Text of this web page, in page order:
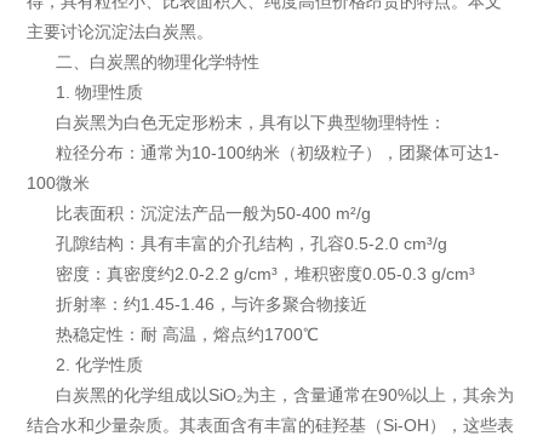
主要讨论沉淀法白炭黑。
二、白炭黑的物理化学特性
1. 物理性质
白炭黑为白色无定形粉末，具有以下典型物理特性：
粒径分布：通常为10-100纳米（初级粒子），团聚体可达1-
100微米
比表面积：沉淀法产品一般为50-400 m²/g
孔隙结构：具有丰富的介孔结构，孔容0.5-2.0 cm³/g
密度：真密度约2.0-2.2 g/cm³，堆积密度0.05-0.3 g/cm³
折射率：约1.45-1.46，与许多聚合物接近
热稳定性：耐 高温，熔点约1700℃
2. 化学性质
白炭黑的化学组成以SiO₂为主，含量通常在90%以上，其余为
结合水和少量杂质。其表面含有丰富的硅羟基（Si-OH），这些表